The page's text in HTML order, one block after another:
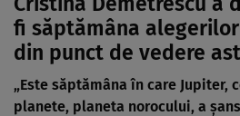
fi săptămâna
din punct de vedere
„Este săptămâna în care Jupiter,
planete, planeta norocului, a